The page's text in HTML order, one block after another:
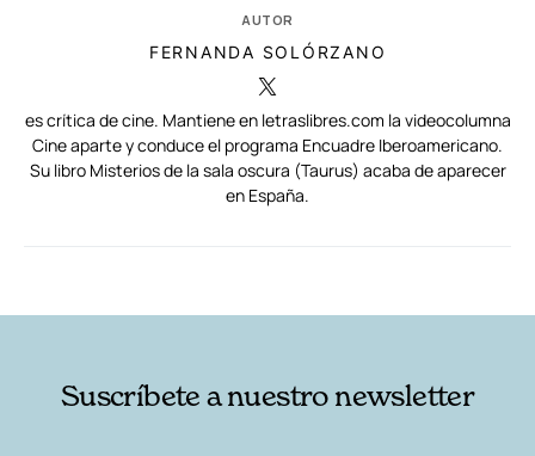
AUTOR
FERNANDA SOLÓRZANO
es crítica de cine. Mantiene en letraslibres.com la videocolumna
Cine aparte y conduce el programa Encuadre Iberoamericano.
Su libro Misterios de la sala oscura (Taurus) acaba de aparecer
en España.
Suscríbete a nuestro newsletter